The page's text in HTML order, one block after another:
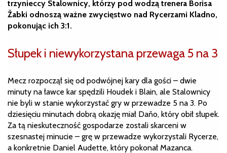
trzynieccy Stalownicy, którzy pod wodzą trenera Borisa
Žabki odnoszą ważne zwycięstwo nad Rycerzami Kladno,
pokonując ich 3:1.
Słupek i niewykorzystana przewaga 5 na 3
Mecz rozpoczął się od podwójnej kary dla gości – dwie
minuty na ławce kar spędzili Houdek i Blain, ale Stalownicy
nie byli w stanie wykorzystać gry w przewadze 5 na 3. Po
dziesięciu minutach dobrą okazję miał Daňo, który obił słupek.
Za tą nieskuteczność gospodarze zostali skarceni w
szesnastej minucie – grę w przewadze wykorzystali Rycerze,
a konkretnie Daniel Audette, który pokonał Mazanca.